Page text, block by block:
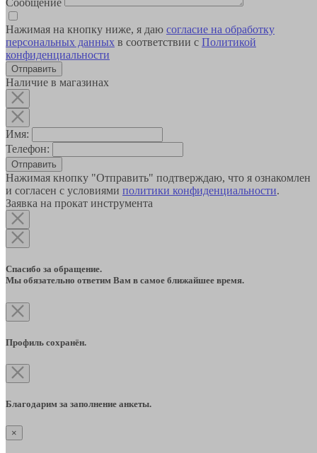
Сообщение
Нажимая на кнопку ниже, я даю согласие на обработку
персональных данных в соответствии с Политикой
конфиденциальности
Наличие в магазинах
Имя:
Телефон:
Отправить
Нажимая кнопку "Отправить" подтверждаю, что я ознакомлен
и согласен с условиями политики конфиденциальности.
Заявка на прокат инструмента
Спасибо за обращение.
Мы обязательно ответим Вам в самое ближайшее время.
Профиль сохранён.
Благодарим за заполнение анкеты.
×